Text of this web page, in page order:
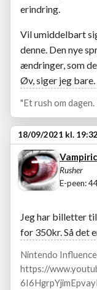
erindring.
Vil umiddelbart
denne. Den nye
ændringer, som
Øv, siger jeg bare.
"Et rush om
18/09/2021 kl. 19:32
Rusher
E-peen:
Jeg har billetter
for 350kr. Så det
Nintendo
https://